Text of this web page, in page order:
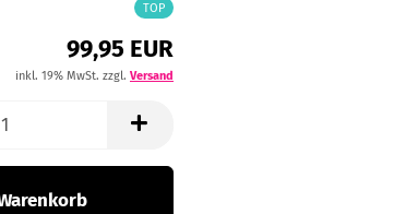
TOP
99,95 EUR
inkl. 19% MwSt. zzgl. Versand